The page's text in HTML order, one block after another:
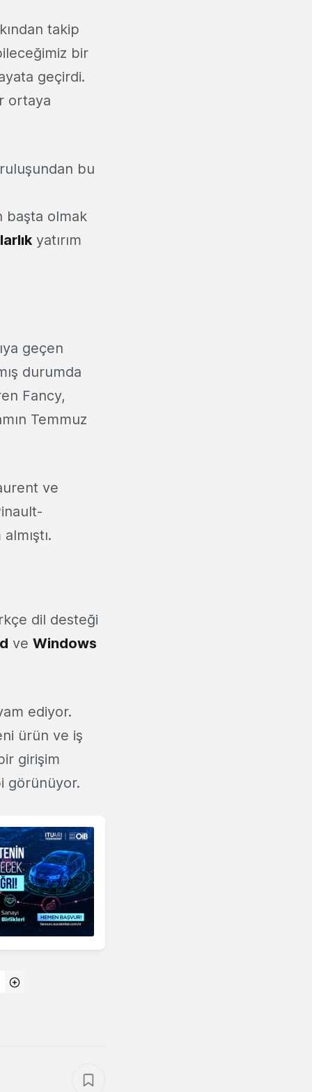
takip
bir
geçirdi.
ortaya
bu
başta olmak
yatırım
geçen
durumda
Fancy,
Temmuz
ve
dil desteği
ve Windows
ediyor.
ürün ve iş
girişim
görünüyor.